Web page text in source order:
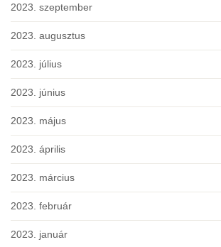
2023. szeptember
2023. augusztus
2023. július
2023. június
2023. május
2023. április
2023. március
2023. február
2023. január